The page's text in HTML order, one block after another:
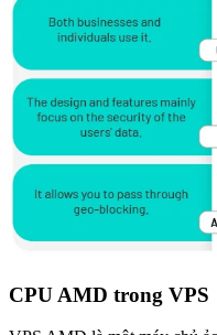
CPU AMD trong VPS